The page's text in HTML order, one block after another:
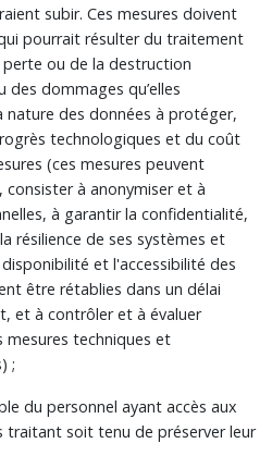
subir. Ces mesures doivent
pourrait résulter du traitement
ou de la destruction
des dommages qu’elles
nature des données à protéger,
technologiques et du coût
(ces mesures peuvent
à anonymiser et à
à garantir la confidentialité,
résilience de ses systèmes et
et l'accessibilité des
être rétablies dans un délai
et à contrôler et à évaluer
mesures techniques et
;
du personnel ayant accès aux
traitant soit tenu de préserver leur